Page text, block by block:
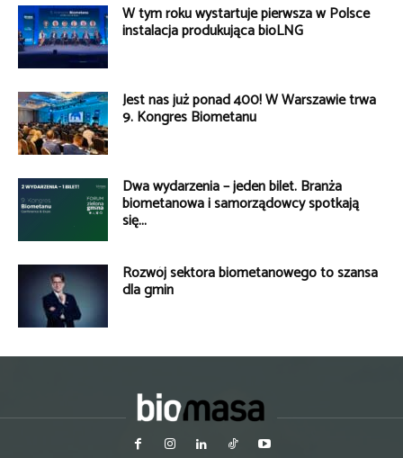
W tym roku wystartuje pierwsza w Polsce
instalacja produkująca bioLNG
Jest nas już ponad 400! W Warszawie trwa
9. Kongres Biometanu
Dwa wydarzenia – jeden bilet. Branża
biometanowa i samorządowcy spotkają
się...
Rozwój sektora biometanowego to szansa
dla gmin